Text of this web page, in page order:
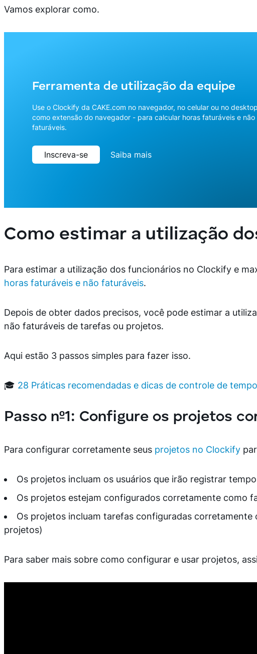
Vamos explorar como.
Ferramenta de utilização da equipe
Use o Clockify da CAKE.com no navegador, no celular ou no
como extensão do navegador - para calcular horas faturáveis e não
faturáveis.
Inscreva-se Saiba mais
Como estimar a utilização
Para estimar a utilização dos funcionários no Clockify e
horas faturáveis ​​e não faturáveis.
Depois de obter dados precisos, você pode estimar a
não faturáveis ​​de tarefas ou projetos.
Aqui estão 3 passos simples para fazer isso.
🎓 28 Práticas recomendadas e dicas de controle de tempo
Passo nº1: Configure os projetos
Para configurar corretamente seus projetos no Clockify
Os projetos incluam os usuários que irão registrar
Os projetos estejam configurados corretamente como
Os projetos incluam tarefas configuradas
projetos)
Para saber mais sobre como configurar e usar projetos,